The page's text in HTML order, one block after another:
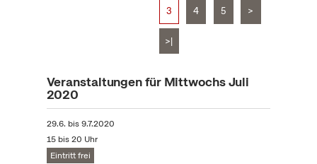
3 4 5 >
>|
Veranstaltungen für Mittwochs Juli
2020
29.6. bis9.7.2020
15 bis 20 Uhr
Eintritt frei